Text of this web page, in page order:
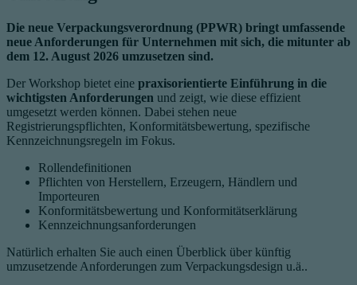
Die neue Verpackungsverordnung (PPWR) bringt umfassende
neue Anforderungen für Unternehmen mit sich, die mitunter ab
dem 12. August 2026 umzusetzen sind.
Der Workshop bietet eine praxisorientierte Einführung in die
wichtigsten Anforderungen und zeigt, wie diese effizient
umgesetzt werden können. Dabei stehen neue
Registrierungspflichten, Konformitätsbewertung, spezifische
Kennzeichnungsregeln im Fokus.
Rollendefinitionen
Pflichten von Herstellern, Erzeugern, Händlern und
Importeuren
Konformitätsbewertung und Konformitätserklärung
Kennzeichnungsanforderungen
Natürlich erhalten Sie auch einen Überblick über künftig
umzusetzende Anforderungen zum Verpackungsdesign u.ä..